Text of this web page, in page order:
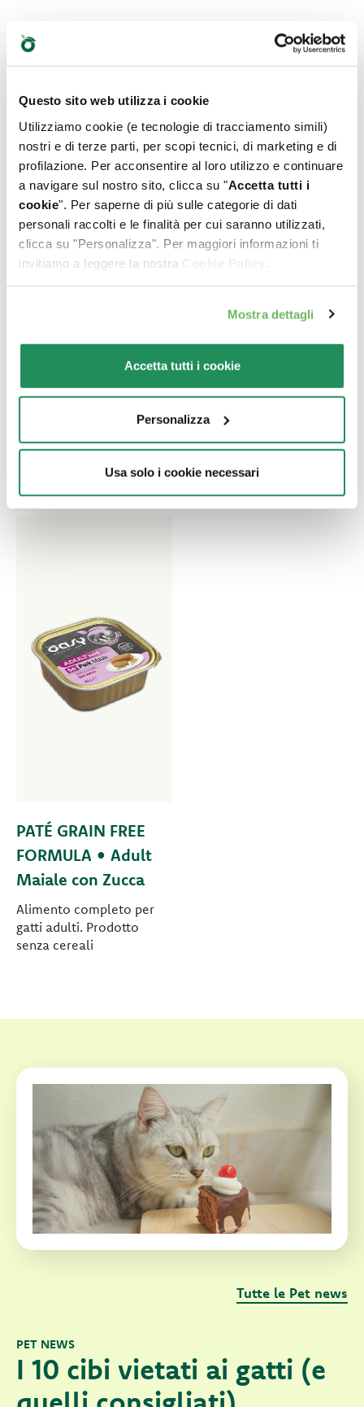
Questo sito web utilizza i cookie
Utilizziamo cookie (e tecnologie di tracciamento simili)
nostri e di terze parti, per scopi tecnici, di marketing e di
profilazione. Per acconsentire al loro utilizzo e continuare
a navigare sul nostro sito, clicca su "Accetta tutti i
cookie". Per saperne di più sulle categorie di dati
personali raccolti e le finalità per cui saranno utilizzati,
clicca su "Personalizza". Per maggiori informazioni ti
invitiamo a leggere la nostra Cookie Policy
Mostra dettagli
Accetta tutti i cookie
Personalizza
Usa solo i cookie necessari
LIFESTAGE • Adult
Sterilized Tacchino
Alimento completo per
gatti adulti castrati o
GRAIN FREE
FORMULA • Adult
Pesce
Alimento completo per
gatti adulti. Prodotto
PATÉ GRAIN FREE
FORMULA • Adult
Maiale con Zucca
Alimento completo per
gatti adulti. Prodotto
senza cereali
PET NEWS
I 10 cibi vietati ai gatti (e
Tutte le Pet news